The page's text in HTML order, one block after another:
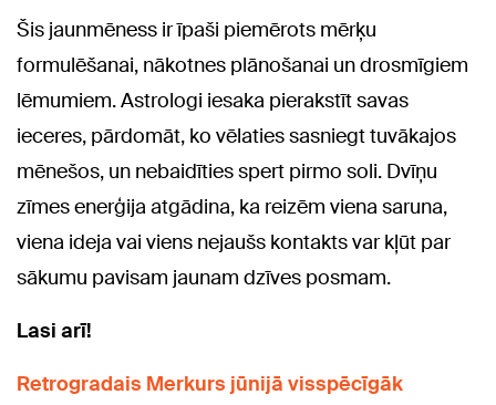
Šis jaunmēness ir īpaši piemērots mērķu
formulēšanai, nākotnes plānošanai un drosmīgiem
lēmumiem. Astrologi iesaka pierakstīt savas
ieceres, pārdomāt, ko vēlaties sasniegt tuvākajos
mēnešos, un nebaidīties spert pirmo soli. Dvīņu
zīmes enerģija atgādina, ka reizēm viena saruna,
viena ideja vai viens nejaušs kontakts var kļūt par
sākumu pavisam jaunam dzīves posmam.
Lasi arī!
Retrogradais Merkurs jūnijā visspēcīgāk